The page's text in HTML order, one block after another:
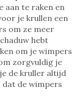
aan te raken en
je krullen een
om ze meer
hebt
om je wimpers
zorgvuldig je
de kruller altijd
de wimpers